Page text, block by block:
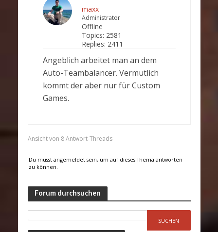
maxx
Administrator
Offline
Topics: 2581
Replies: 2411
Angeblich arbeitet man an dem
Auto-Teambalancer. Vermutlich
kommt der aber nur für Custom
Games.
Ansicht von 8 Antwort-Threads
Du musst angemeldet sein, um auf dieses Thema antworten
zu können.
Forum durchsuchen